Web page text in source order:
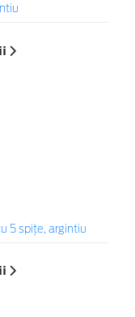
5 spiţe, argintiu